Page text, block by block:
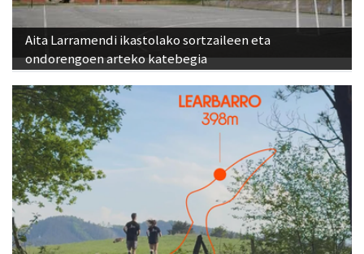
Aita Larramendi ikastolako sortzaileen eta
ondorengoen arteko katebegia